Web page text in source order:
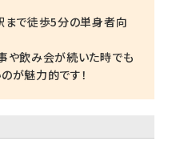
まで徒歩5分の単身者向
や飲み会が続いた時でも
が魅力的です！